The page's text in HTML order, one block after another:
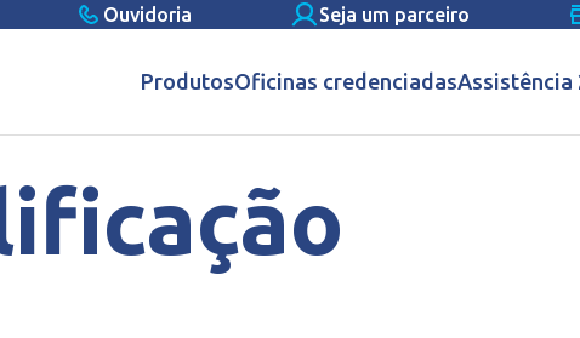
Ouvidoria Seja um parceiro
ProdutosOficinas credenciadasAssistência